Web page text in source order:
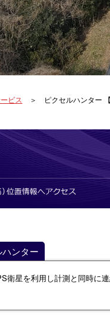
ビス ＞ ピクセルハンター
ンター
衛星を利用し計測と同時に